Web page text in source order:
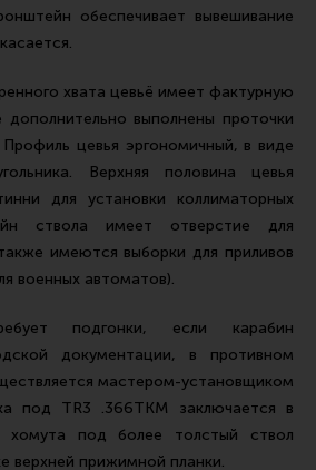
и релоадинг
аксессуары
чистки
обеспечивает вывешивание
хвата цевьё имеет фактурную
дополнительно выполнены проточки
цевья эргономичный, в виде
Верхняя половина цевья
для установки коллиматорных
ствола имеет отверстие для
имеются выборки для приливов
военных автоматов).
подгонки, если карабин
документации, в противном
мастером-установщиком
под TR3 .366ТКМ заключается в
хомута под более толстый ствол
верхней прижимной планки.